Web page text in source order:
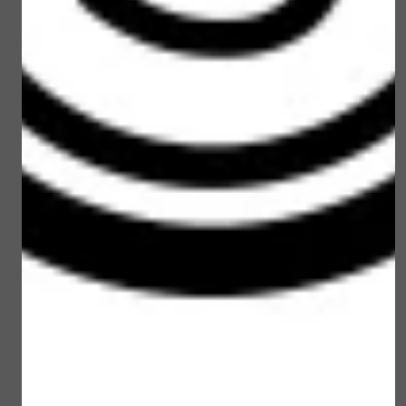
Loveli Eye Make-up
Bekijken
Loveli Sun brush
Bekijken